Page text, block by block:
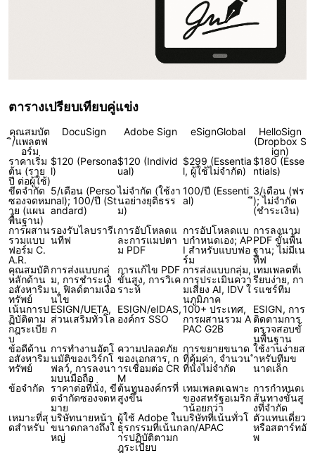
ตารางเปรียบเทียบคู่แข่ง
คุณสมบัต
ิ/แพลตฟ
อร์ม
DocuSign Adobe Sign eSignGlobal
HelloSign
(Dropbox S
ign)
ราคาเริ่ม
ต้น (ราย
ปี ต่อผู้ใช้)
$120 (Persona
l)
$120 (Individ
ual)
$299 (Essentia
l, ผู้ใช้ไม่จำกัด)
$180 (Esse
ntials)
ขีดจำกัด
ซองจดหม
าย (แผน
พื้นฐาน)
5/เดือน (Perso
nal); 100/ปี (St
andard)
ไม่จำกัด (ใช้งา
นอย่างยุติธรร
ม)
100/ปี (Essenti
al)
3/เดือน (ฟร
ี); ไม่จำกัด
(ชำระเงิน)
การผสาน
รวมแบบ
ฟอร์ม C.
A.R.
รองรับไลบรารีเ
นทีฟ
การอัปโหลดแ
ละการแมปตา
ม PDF
การอัปโหลดแบ
บกำหนดเอง; AP
I สำหรับแบบฟอ
ร์ม
การลงนาม
PDF ขั้นพื้น
ฐาน; ไม่มีเน
ทีฟ
คุณสมบัติ
หลักด้าน
อสังหาริม
ทรัพย์
การส่งแบบกลุ่
ม, การชำระเงิ
น, ฟิลด์ตามเงื่อ
นไข
การแก้ไข PDF
ขั้นสูง, การวิเค
ราะห์
การส่งแบบกลุ่ม,
การประเมินควา
มเสี่ยง AI, IDV ใ
นภูมิภาค
เทมเพลตที่เ
รียบง่าย, กา
รแชร์ทีม
เน้นการป
ฏิบัติตาม
กฎระเบีย
บ
ESIGN/UETA,
ส่วนเสริมทั่วโล
ก
ESIGN/eIDAS,
องค์กร SSO
100+ ประเทศ,
การผสานรวม A
PAC G2B
ESIGN, การ
ติดตามการ
ตรวจสอบขั้
นพื้นฐาน
ข้อดีด้าน
อสังหาริม
ทรัพย์
การทำงานอัตโ
นมัติของเวิร์กโ
ฟลว์, การลงนา
มบนมือถือ
ความปลอดภัย
ของเอกสาร, ก
ารเชื่อมต่อ CR
M
การขยายขนาด
ที่คุ้มค่า, จำนวน
ที่นั่งไม่จำกัด
ใช้งานง่ายส
ำหรับทีมข
นาดเล็ก
ข้อจำกัด ราคาต่อที่นั่ง, ขี
ดจำกัดซองจดห
มาย
ต้นทุนองค์กรที่
สูงขึ้น
เทมเพลตเฉพาะ
ของสหรัฐอเมริก
าน้อยกว่า
การกำหนดเ
ส้นทางขั้นสู
งที่จำกัด
เหมาะที่สุ
ดสำหรับ
บริษัทนายหน้า
ขนาดกลางถึงใ
หญ่
ผู้ใช้ Adobe ใน
ธุรกรรมที่เน้นก
ารปฏิบัติตามก
ฎระเบียบ
บริษัทที่เน้นทั่วโ
ลก/APAC
ตัวแทนเดี่ยว
หรือสตาร์ทอั
พ